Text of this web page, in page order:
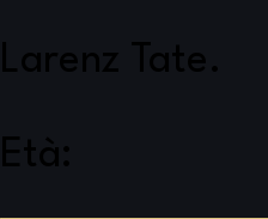
Larenz Tate.
Età: